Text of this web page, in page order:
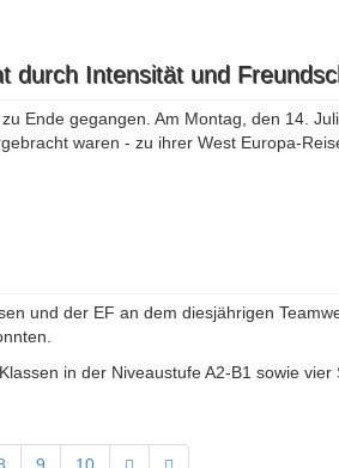
durch Intensität und
Ende gegangen. Am Montag, den 14.
waren - zu ihrer West Europa-
und der EF an dem diesjährigen
in der Niveaustufe A2-B1 sowie